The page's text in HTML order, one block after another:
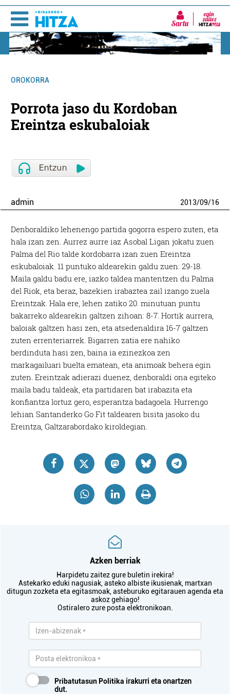
Sartu
OROKORRA
Porrota jaso du Kordoban
Ereintza eskubaloiak
admin 2013/09/16
Denboraldiko lehenengo partida gogorra espero zuten, eta
hala izan zen. Aurrez aurre iaz Asobal Ligan jokatu zuen
Palma del Rio talde kordobarra izan zuen Ereintza
eskubaloiak. 11 puntuko aldearekin galdu zuen: 29-18.
Maila galdu badu ere, iazko taldea mantentzen du Palma
del Riok, eta beraz, bazekien irabaztea zail izango zuela
Ereintzak. Hala ere, lehen zatiko 20. minutuan puntu
bakarreko aldearekin galtzen zihoan: 8-7. Hortik aurrera,
baloiak galtzen hasi zen, eta atsedenaldira 16-7 galtzen
zuten errenteriarrek. Bigarren zatia ere nahiko
berdinduta hasi zen, baina ia ezinezkoa zen
markagailuari buelta ematean, eta animoak behera egin
zuten. Ereintzak adierazi duenez, denboraldi ona egiteko
maila badu taldeak, eta partidaren bat irabazita eta
konfiantza lortuz gero, esperantza badagoela. Hurrengo
lehian Santanderko Go Fit taldearen bisita jasoko du
Ereintza, Galtzarabordako kiroldegian.
Azken berriak
Harpidetu zaitez gure buletin irekira!
Astekarko eduki nagusiak, asteko albiste ikusienak, martxan
ditugun zozketa eta egitasmoak, asteburuko egitarauen agenda eta
askoz gehiago!
Ostiralero zure posta elektronikoan.
Pribatutasun Politika irakurri eta onartzen
dut.